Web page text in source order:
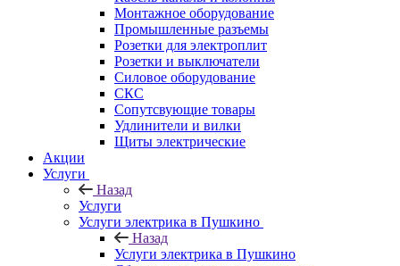
Монтажное оборудование
Промышленные разъемы
Розетки для электроплит
Розетки и выключатели
Силовое оборудование
СКС
Сопутсвующие товары
Удлинители и вилки
Щиты электрические
Акции
Услуги
Назад
Услуги
Услуги электрика в Пушкино
Назад
Услуги электрика в Пушкино